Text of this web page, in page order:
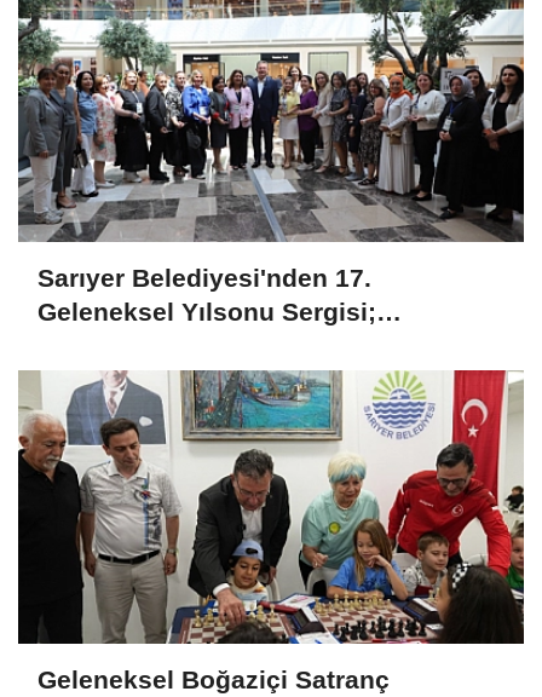
Sarıyer Belediyesi'nden 17.
Geleneksel Yılsonu Sergisi;
Geleneksel Boğaziçi Satranç